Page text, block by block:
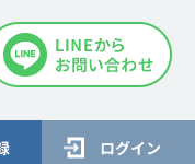
ログイン